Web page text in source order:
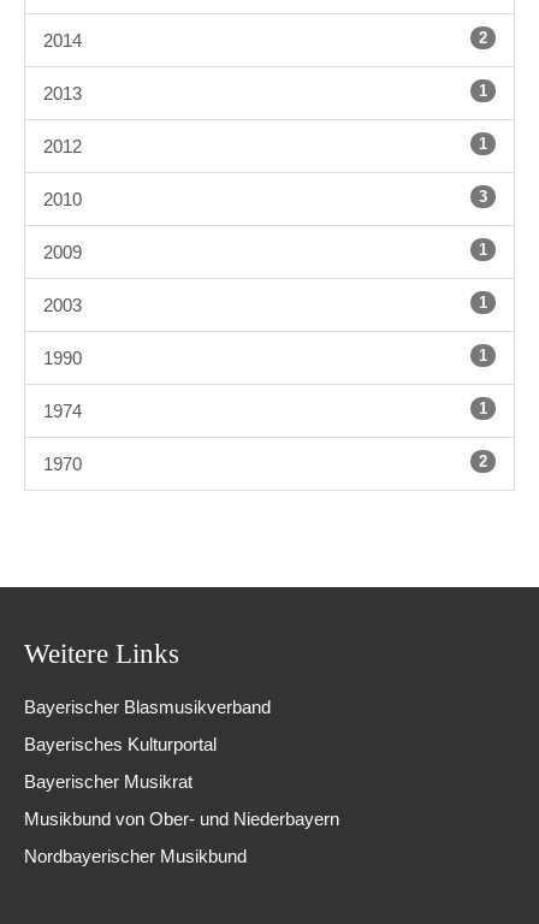
2014 2
2013 1
2012 1
2010 3
2009 1
2003 1
1990 1
1974 1
1970 2
Weitere Links
Bayerischer Blasmusikverband
Bayerisches Kulturportal
Bayerischer Musikrat
Musikbund von Ober- und Niederbayern
Nordbayerischer Musikbund